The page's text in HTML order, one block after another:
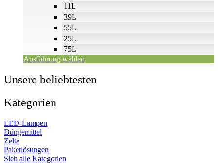
11L
39L
55L
25L
75L
Ausführung wählen
Unsere beliebtesten
Kategorien
LED-Lampen
Düngemittel
Zelte
Paketlösungen
Sieh alle Kategorien